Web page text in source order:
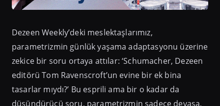
Dezeen Weekly’deki meslektaşlarımız,
parametrizmin günlük yaşama adaptasyonu üzerine
zekice bir soru ortaya attılar: ‘Schumacher, Dezeen
editörü Tom Ravenscroft’un evine bir ek bina
tasarlar mıydı?’ Bu esprili ama bir o kadar da
düşündürücü soru, parametrizmin sadece devasa,